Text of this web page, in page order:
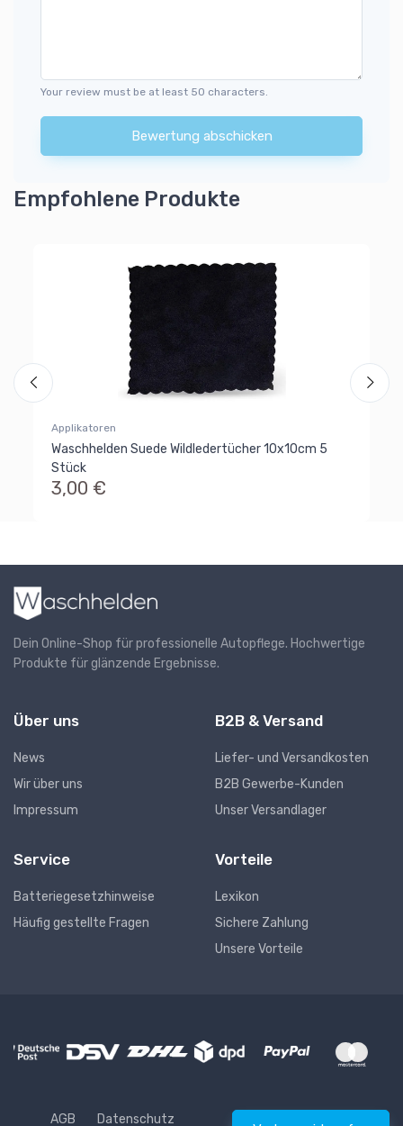
Your review must be at least 50 characters.
Bewertung abschicken
Empfohlene Produkte
Applikatoren
Waschhelden Suede Wildledertücher 10x10cm 5
Stück
3,00 €
Dein Online-Shop für professionelle Autopflege. Hochwertige
Produkte für glänzende Ergebnisse.
Über uns
News
Wir über uns
Impressum
B2B & Versand
Liefer- und Versandkosten
B2B Gewerbe-Kunden
Unser Versandlager
Service
Batteriegesetzhinweise
Häufig gestellte Fragen
Vorteile
Lexikon
Sichere Zahlung
Unsere Vorteile
AGB Datenschutz